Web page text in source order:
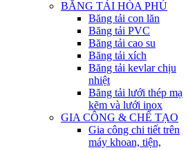
BĂNG TẢI HÒA PHÚ
Băng tải con lăn
Băng tải PVC
Băng tải cao su
Băng tải xích
Băng tải kevlar chịu
nhiệt
Băng tải lưới thép mạ
kẽm và lưới inox
GIA CÔNG & CHẾ TẠO
Gia công chi tiết trên
máy khoan, tiện,